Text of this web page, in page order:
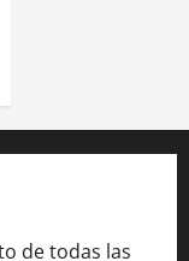
de todas las